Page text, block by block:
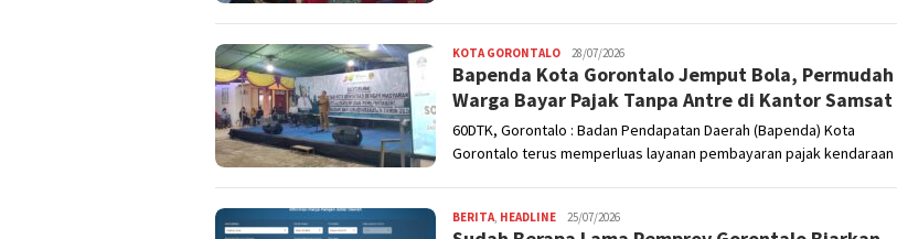
KOTA GORONTALO Admin
28/07/2026
Bapenda Kota Gorontalo Jemput Bola, Permudah
Warga Bayar Pajak Tanpa Antre di Kantor Samsat
60DTK, Gorontalo : Badan Pendapatan Daerah (Bapenda) Kota
Gorontalo terus memperluas layanan pembayaran pajak
BERITA, HEADLINE Admin
25/07/2026